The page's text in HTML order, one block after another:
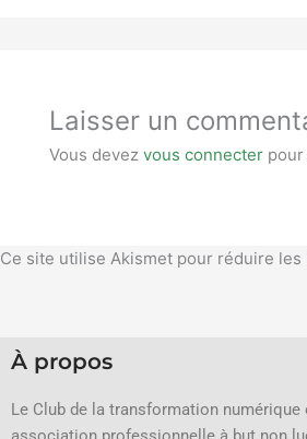
Laisser un
Vous devez vous connecter
Ce site utilise Akismet pour réduire les
À propos
Le Club de la transformation numérique